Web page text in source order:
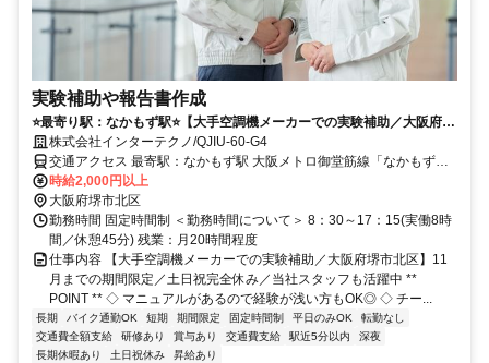
実験補助や報告書作成
⭐️最寄り駅：なかもず駅⭐️【大手空調機メーカーでの実験補助／大阪府堺
市北区】11月までの期間限定／土日祝完全休み／当社スタッフも活躍中
株式会社インターテクノ/QJIU-60-G4
交通アクセス 最寄駅：なかもず駅 大阪メトロ御堂筋線「なかもず」
駅より徒歩10分 南海高野線「白鷺」駅より徒歩10分 ＊バイク・自転
車通勤OK
時給2,000円以上
大阪府堺市北区
勤務時間 固定時間制 ＜勤務時間について＞ 8：30～17：15(実働8時
間／休憩45分) 残業：月20時間程度
仕事内容 【大手空調機メーカーでの実験補助／大阪府堺市北区】11
月までの期間限定／土日祝完全休み／当社スタッフも活躍中 **
POINT ** ◇ マニュアルがあるので経験が浅い方もOK◎ ◇ チー...
長期 バイク通勤OK 短期 期間限定 固定時間制 平日のみOK
転勤なし
交通費全額支給
研修あり 賞与あり 交通費支給 駅近5分以内
深夜
長期休暇あり
土日祝休み 昇給あり